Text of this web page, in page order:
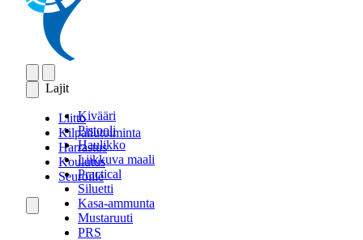
Lajit
Kivääri
Pistooli
Haulikko
Liikkuva maali
Practical
Siluetti
Kasa-ammunta
Mustaruuti
PRS
Liitto
Kilpailutoiminta
Harrastus
Koulutus
Seuroille